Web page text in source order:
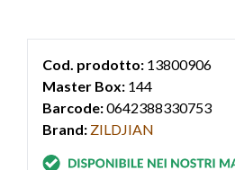
Cod. prodotto: 13800906
Master Box: 144
Barcode:0642388330753
Brand: ZILDJIAN